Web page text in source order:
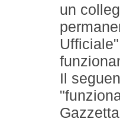
un
Il